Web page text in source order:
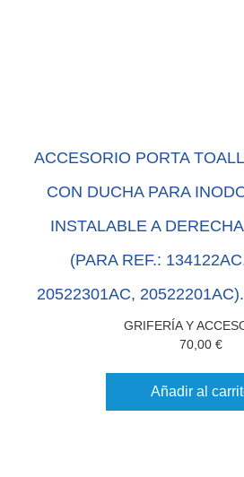
ACCESORIO PORTA
CON DUCHA PARA
INSTALABLE A
(PARA REF.:
20522301AC,
GRIFERÍA Y
70,00 €
Añadir al